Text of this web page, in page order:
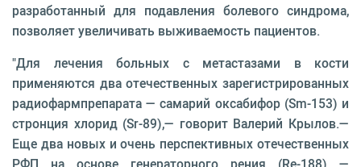
разработанный для подавления болевого синдрома,
позволяет увеличивать выживаемость пациентов.
"Для лечения больных с метастазами в кости
применяются два отечественных зарегистрированных
радиофармпрепарата — самарий оксабифор (Sm-153) и
стронция хлорид (Sr-89),— говорит Валерий Крылов.—
Еще два новых и очень перспективных отечественных